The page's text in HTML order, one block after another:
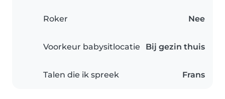
Roker Nee
Voorkeur babysitlocatie Bij gezin thuis
Talen die ik spreek Frans